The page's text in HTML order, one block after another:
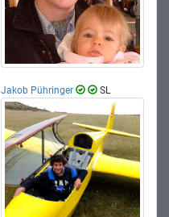
Jakob Pühringer SL